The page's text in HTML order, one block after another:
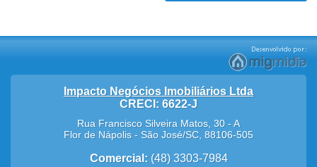
Impacto Negócios Imobiliários Ltda
CRECI: 6622-J
Rua Francisco Silveira Matos, 30 - A
Flor de Nápolis - São José/SC 88106-505
Comercial: (48) 3303-7984